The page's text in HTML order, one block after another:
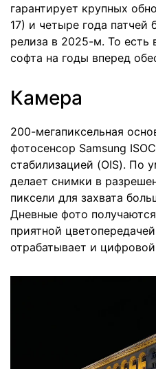
гарантирует крупных
17) и четыре года патчей
релиза в 2025-м. То есть
софта на годы вперед
Камера
200-мегапиксельная
фотосенсор Samsung
стабилизацией (OIS). По
делает снимки в
пиксели для захвата
Дневные фото
приятной
отрабатывает и